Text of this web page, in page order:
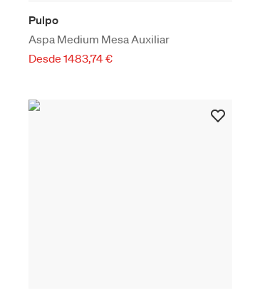
Pulpo
Aspa Medium Mesa Auxiliar
Desde 1483,74 €